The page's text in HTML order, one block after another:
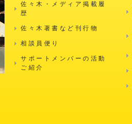
佐々木・メディア掲載履
歴
佐々木著書など刊行物
相談員便り
サポートメンバーの活動
ご紹介